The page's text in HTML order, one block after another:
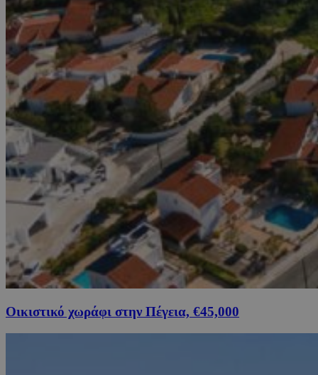
Οικιστικό χωράφι στην Πέγεια, €45,000